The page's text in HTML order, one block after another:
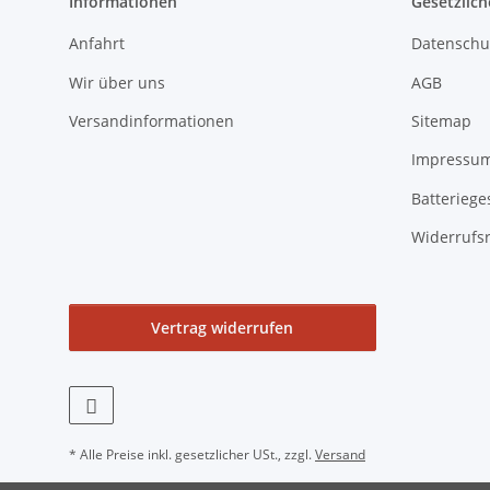
Anfahrt
Wir über uns
Versandinformationen
AGB
Sitemap
Vertrag widerrufen
* Alle Preise inkl. gesetzlicher USt., zzgl.Versand